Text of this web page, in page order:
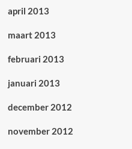
april 2013
maart 2013
februari 2013
januari 2013
december 2012
november 2012